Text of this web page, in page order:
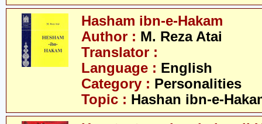
Hasham ibn-e-Hakam
Author : M. Reza Atai
Translator :
Language : English
Category : Personalities
Topic : Hashan ibn-e-